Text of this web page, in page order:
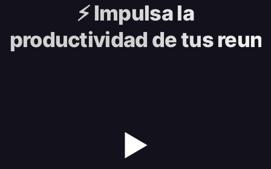
⚡️Impulsa la
productividad de tus
▶